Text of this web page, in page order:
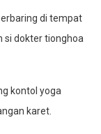
di tempat
si dokter tionghoa
kontol yoga
karet.